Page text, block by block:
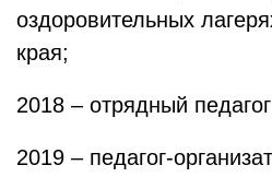
оздоровительных
края;
2018 – отрядный
2019 – педагог-